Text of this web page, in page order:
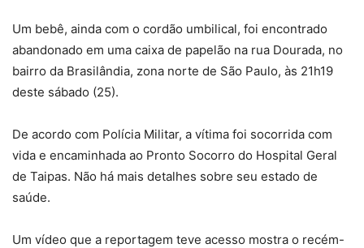
Um bebê, ainda com o cordão umbilical, foi encontrado
abandonado em uma caixa de papelão na rua Dourada, no
bairro da Brasilândia, zona norte de São Paulo, às 21h19
deste sábado (25).
De acordo com Polícia Militar, a vítima foi socorrida com
vida e encaminhada ao Pronto Socorro do Hospital Geral
de Taipas. Não há mais detalhes sobre seu estado de
saúde.
Um vídeo que a reportagem teve acesso mostra o recém-